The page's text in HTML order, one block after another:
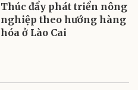
Thúc đẩy phát triển nông
nghiệp theo hướng hàng
hóa ở Lào Cai